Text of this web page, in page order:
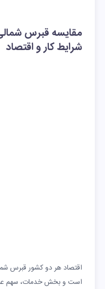
مقایسه قبرس
شرایط کار و اقتصاد
اقتصاد هر دو کشور قبرس
است و بخش خدمات، سهم